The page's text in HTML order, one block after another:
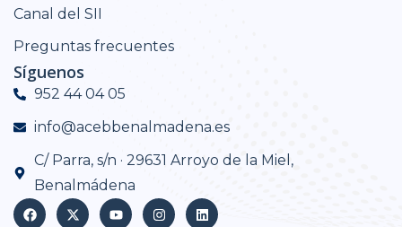
Canal del SII
Preguntas frecuentes
Síguenos
952 44 04 05
info@acebbenalmadena.es
C/ Parra, s/n · 29631 Arroyo de la Miel,
Benalmádena